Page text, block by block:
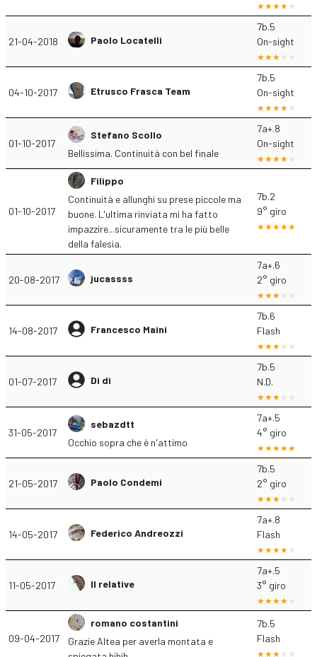
21-04-2018 Paolo Locatelli
7b.5
On-sight
04-10-2017 Etrusco Frasca Team
7b.5
On-sight
01-10-2017
Stefano Scollo
Bellissima. Continuità con bel finale
7a+.8
On-sight
01-10-2017
Filippo
Continuità e allunghi su prese piccole ma
buone. L'ultima rinviata mi ha fatto
impazzire...sicuramente tra le più belle
della falesia.
7b.2
9° giro
20-08-2017 jucassss
7a+.6
2° giro
14-08-2017 Francesco Maini
7b.6
Flash
01-07-2017 Di di
7b.5
N.D.
31-05-2017
sebazdtt
Occhio sopra che è n'attimo
7a+.5
4° giro
21-05-2017 Paolo Condemi
7b.5
2° giro
14-05-2017 Federico Andreozzi
7a+.8
Flash
11-05-2017 Il relative
7a+.5
3° giro
09-04-2017
romano costantini
Grazie Altea per averla montata e
7b.5
Flash